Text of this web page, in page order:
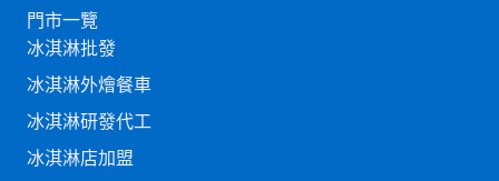
門市一覽
冰淇淋批發
冰淇淋外燴餐車
冰淇淋研發代工
冰淇淋店加盟